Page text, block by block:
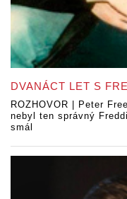
DVANÁCT LET S
ROZHOVOR | Peter
nebyl ten správný
smál